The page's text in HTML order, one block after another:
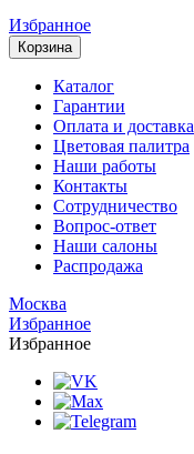
Избранное
Корзина
Каталог
Гарантии
Оплата и доставка
Цветовая палитра
Наши работы
Контакты
Сотрудничество
Вопрос-ответ
Наши салоны
Распродажа
Москва
Избранное
Избранное